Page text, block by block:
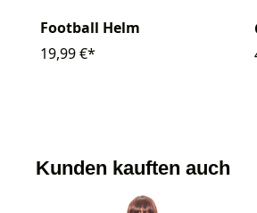
Football Helm
19,99 €*
Kunden kauften auch